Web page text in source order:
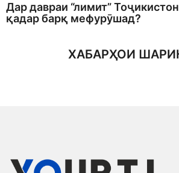
Дар давраи “лимит”
қадар барқ мефурӯшад?
ХАБАРҲОИ